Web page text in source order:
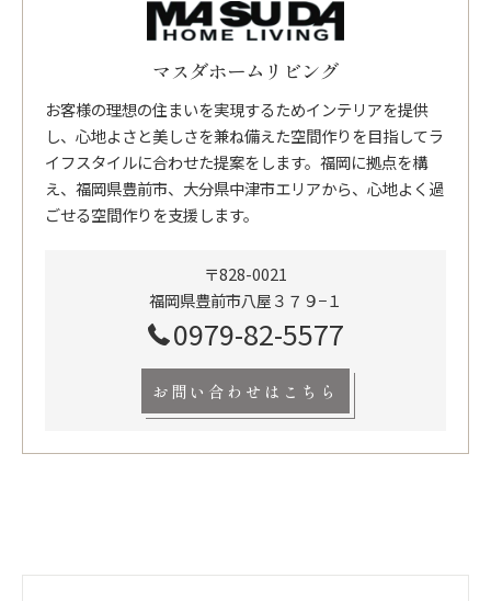
マスダホームリビング
お客様の理想の住まいを実現するためインテリアを提供
し、心地よさと美しさを兼ね備えた空間作りを目指してラ
イフスタイルに合わせた提案をします。福岡に拠点を構
え、福岡県豊前市、大分県中津市エリアから、心地よく過
ごせる空間作りを支援します。
〒828-0021
福岡県豊前市八屋３７９−１
0979-82-5577
お問い合わせはこちら